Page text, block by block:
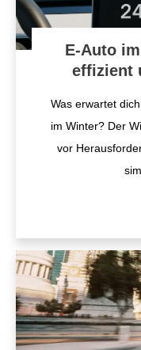
E-Auto
effizient
Was erwartet
im Winter? Der
vor